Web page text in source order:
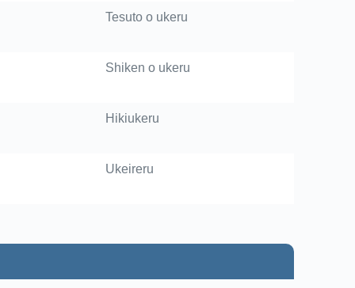
Tesuto o ukeru
Shiken o ukeru
Hikiukeru
Ukeireru